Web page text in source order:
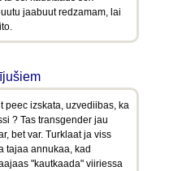
jaabuut redzamam, lai
peec izskata, uzvediibas, ka
? Tas transgender jau
bet var. Turklaat ja viss
tajaa annukaa, kad
"kautkaada" viiriessa